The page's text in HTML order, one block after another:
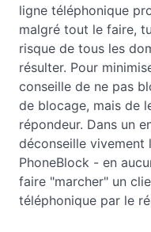
ligne téléphonique
malgré tout le faire,
risque de tous les
résulter. Pour
conseille de ne pas
de blocage, mais de
répondeur. Dans un
déconseille
PhoneBlock - en
faire "marcher" un
téléphonique par le